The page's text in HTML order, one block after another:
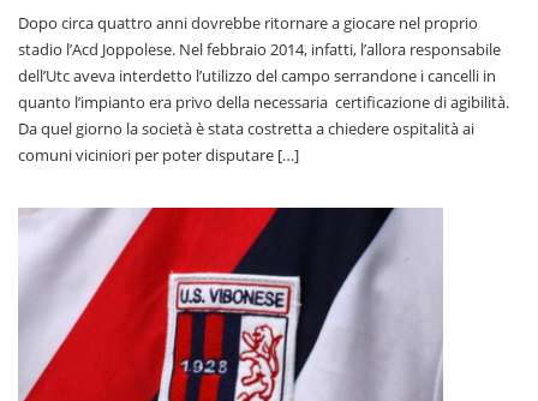
Dopo circa quattro anni dovrebbe ritornare a giocare nel proprio
stadio l’Acd Joppolese. Nel febbraio 2014, infatti, l’allora responsabile
dell’Utc aveva interdetto l’utilizzo del campo serrandone i cancelli in
quanto l’impianto era privo della necessaria certificazione di agibilità.
Da quel giorno la società è stata costretta a chiedere ospitalità ai
comuni viciniori per poter disputare […]